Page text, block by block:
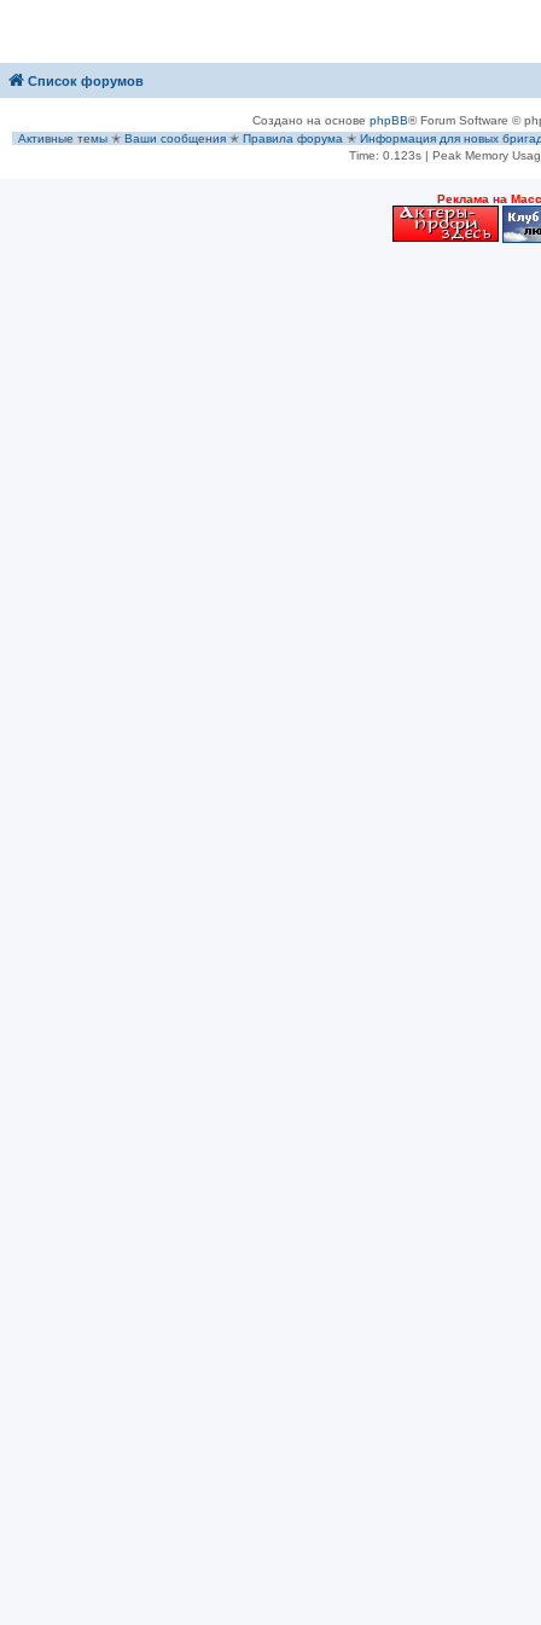
Список форумов
Создано на основе phpBB® Forum Software ©
Активные темы ✭ Ваши сообщения ✭ Правила форума ✭ Информация для новых
Time: 0.123s| Peak Memory
Рeклама на